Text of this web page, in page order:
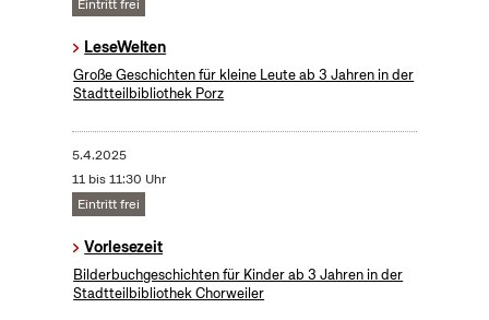
Eintritt frei
LeseWelten
Große Geschichten für kleine Leute ab 3 Jahren in der
Stadtteilbibliothek Porz
5.4.2025
11 bis 11:30 Uhr
Eintritt frei
Vorlesezeit
Bilderbuchgeschichten für Kinder ab 3 Jahren in der
Stadtteilbibliothek Chorweiler